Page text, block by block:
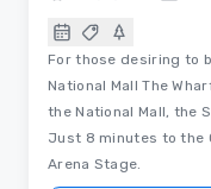
For those desiring to
National Mall The
the National Mall, the
Just 8 minutes to the
Arena Stage.